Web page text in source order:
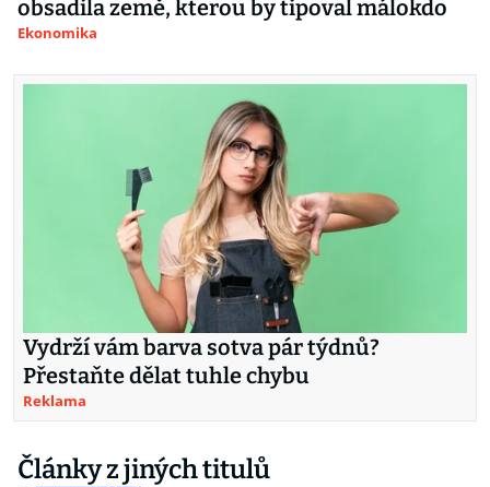
obsadila země, kterou by tipoval málokdo
Ekonomika
Vydrží vám barva sotva pár týdnů?
Přestaňte dělat tuhle chybu
Reklama
Články z jiných titulů